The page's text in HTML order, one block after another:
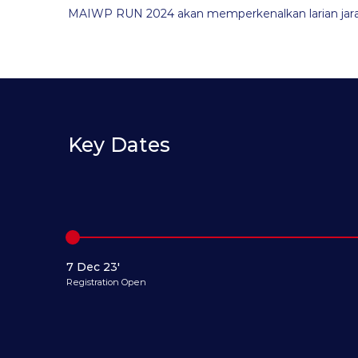
MAIWP RUN 2024 akan memperkenalkan larian
Key Dates
7 Dec 23'
Registration Open